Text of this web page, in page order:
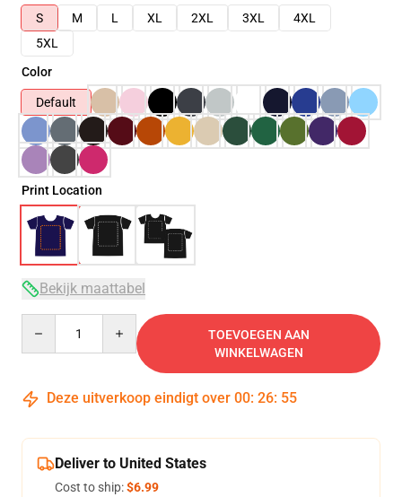
S
M L XL 2XL 3XL
4XL
5XL
Color
Default
Print Location
Bekijk maattabel
TOEVOEGEN AAN
WINKELWAGEN
Deze uitverkoop eindigt over 00: 26: 54
Deliver to United States
Cost to ship:$6.99